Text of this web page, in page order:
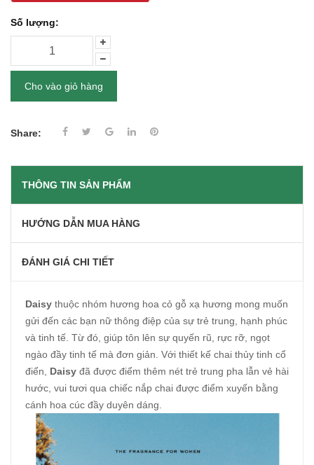
Số lượng:
Cho vào giỏ hàng
Share:
THÔNG TIN SẢN PHẨM
HƯỚNG DẪN MUA HÀNG
ĐÁNH GIÁ CHI TIẾT
Daisy thuộc nhóm hương hoa cỏ gỗ xạ hương mong muốn
gửi đến các bạn nữ thông điệp của sự trẻ trung, hạnh phúc
và tinh tế. Từ đó, giúp tôn lên sự quyến rũ, rực rỡ, ngọt
ngào đầy tinh tế mà đơn giản. Với thiết kế chai thủy tinh cổ
điển, Daisy đã được điểm thêm nét trẻ trung pha lẫn vẻ hài
hước, vui tươi qua chiếc nắp chai được điểm xuyến bằng
cánh hoa cúc đầy duyên dáng.